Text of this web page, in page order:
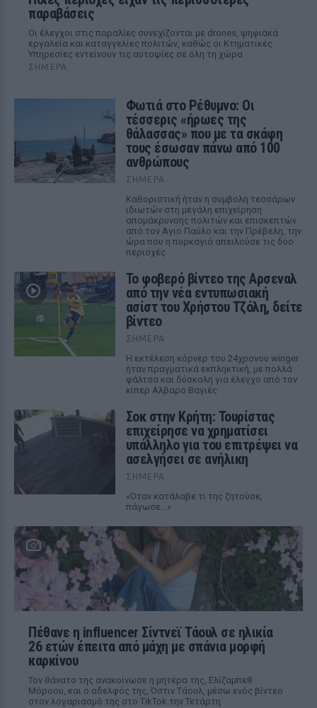
παραβάσεις
Οι έλεγχοι στις παραλίες συνεχίζονται με drones, ψηφιακά
εργαλεία και καταγγελίες πολιτών, καθώς οι Κτηματικές
Υπηρεσίες εντείνουν τις αυτοψίες σε όλη τη χώρα
ΣΉΜΕΡΑ
Φωτιά στο Ρέθυμνο: Οι
τέσσερις «ήρωες της
θάλασσας» που με τα σκάφη
τους έσωσαν πάνω από 100
ανθρώπους
ΣΉΜΕΡΑ
Καθοριστική ήταν η συμβολή τεσσάρων
ιδιωτών στη μεγάλη επιχείρηση
απομάκρυνσης πολιτών και επισκεπτών
από τον Αγιο Παύλο και την Πρέβελη, την
ώρα που η πυρκαγιά απειλούσε τις δύο
περιοχές
Το φοβερό βίντεο της Αρσεναλ
από την νέα εντυπωσιακή
ασίστ του Χρήστου Τζόλη, δείτε
βίντεο
ΣΉΜΕΡΑ
Η εκτέλεση κόρνερ του 24χρονου winger
ήταν πραγματικά εκπληκτική, με πολλά
φάλτσα και δύσκολη για έλεγχο από τον
κίπερ Αλβαρο Βαγιές
Σοκ στην Κρήτη: Τουρίστας
επιχείρησε να χρηματίσει
υπάλληλο για του επιτρέψει να
ασελγήσει σε ανήλικη
ΣΉΜΕΡΑ
«Όταν κατάλαβε τι της ζητούσε,
πάγωσε...»
Πέθανε η influencer Σίντνεϊ Τάουλ σε ηλικία
26 ετών έπειτα από μάχη με σπάνια μορφή
καρκίνου
Τον θάνατο της ανακοίνωσε η μητέρα της, Ελίζαμπεθ
Μόροου, και ο αδελφός της, Όστιν Τάουλ, μέσω ενός βίντεο
στον λογαριασμό της στο TikTok την Τετάρτη